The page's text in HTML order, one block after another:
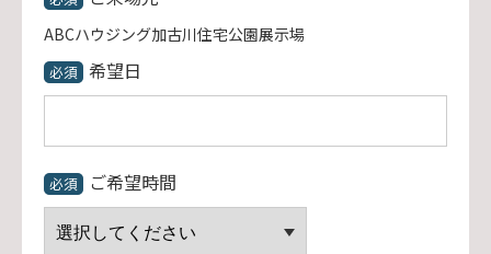
ABCハウジング加古川住宅公園展示場
必須 希望日
必須 ご希望時間